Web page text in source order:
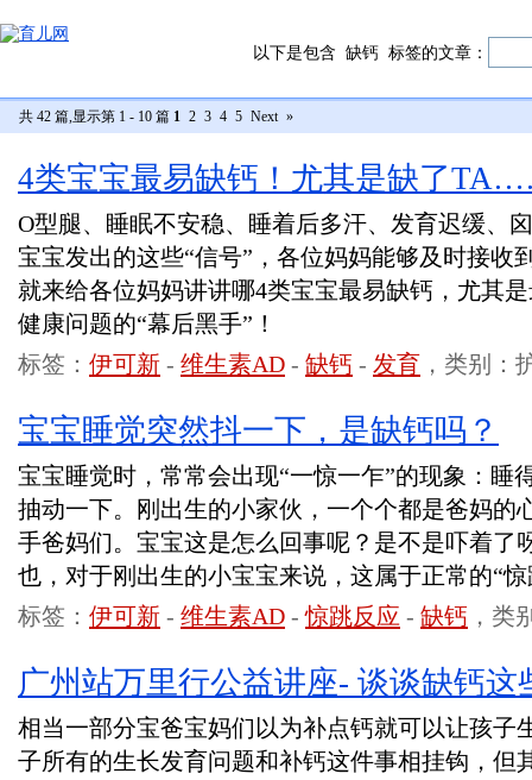
以下是包含 缺钙 标签的文章：
共 42 篇,显示第 1 - 10 篇 1 2 3 4 5 Next »
4类宝宝最易缺钙！尤其是缺了
O型腿、睡眠不安稳、睡着后多汗、发育迟缓
宝宝发出的这些“信号”，各位妈妈能够及时接收
就来给各位妈妈讲讲哪4类宝宝最易缺钙，尤其
健康问题的“幕后黑手”！
标签： 伊可新 - 维生素AD - 缺钙 - 发育 ，类别：
宝宝睡觉突然抖一下，是缺钙吗？
宝宝睡觉时，常常会出现“一惊一乍”的现象：睡
抽动一下。刚出生的小家伙，一个个都是爸妈的
手爸妈们。宝宝这是怎么回事呢？是不是吓着了
也，对于刚出生的小宝宝来说，这属于正常的“
标签： 伊可新 - 维生素AD -惊跳反应 - 缺钙 ，类
广州站万里行公益讲座- 谈谈缺钙这
相当一部分宝爸宝妈们以为补点钙就可以让孩子
子所有的生长发育问题和补钙这件事相挂钩，但